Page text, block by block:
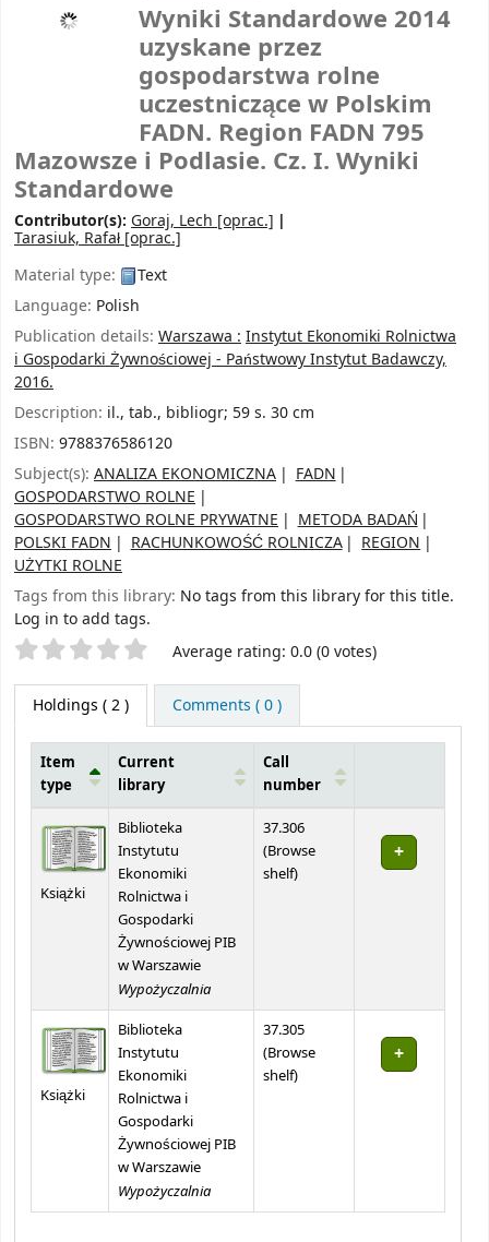
Wyniki Standardowe 2014
uzyskane przez
gospodarstwa rolne
uczestniczące w Polskim
FADN. Region FADN 795
Mazowsze i Podlasie. Cz. I. Wyniki
Standardowe
Contributor(s): Goraj, Lech [oprac.]
Tarasiuk, Rafał [oprac.]
Material type:
Text
Language: Polish
Publication details: Warszawa : Instytut Ekonomiki Rolnictwa
i Gospodarki Żywnościowej - Państwowy Instytut Badawczy,
2016.
Description: il., tab., bibliogr; 59 s. 30 cm
ISBN: 9788376586120
Subject(s): ANALIZA EKONOMICZNA
FADN
GOSPODARSTWO ROLNE
GOSPODARSTWO ROLNE PRYWATNE
METODA BADAŃ
POLSKI FADN
RACHUNKOWOŚĆ ROLNICZA
REGION
UŻYTKI ROLNE
Tags from this library: No tags from this library for this title.
Log in to add tags.
Star ratings Average rating: 0.0 (0 votes)
Holdings ( 2 ) Comments ( 0 )
Item
type
Current
library
Call
number
Książki
Biblioteka
Instytutu
Ekonomiki
Rolnictwa i
Gospodarki
Żywnościowej PIB
w Warszawie
Wypożyczalnia
37.306
(Browse
shelf(Opens below)
)
Książki
Biblioteka
Instytutu
Ekonomiki
Rolnictwa i
Gospodarki
Żywnościowej PIB
w Warszawie
Wypożyczalnia
37.305
(Browse
shelf(Opens below)
)